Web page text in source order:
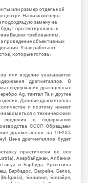
или размер отдельной
центре. Наши инженеры
подходящую замену на
протестированы в
Вашим требованиям.
проведение объективных
У нас работают
которые готовы
или изделие указывается
драгметаллов. В
содержания драгоценных
Ag, тантал Ta и другие
Данные драгметаллы
и поэтому имеют
с техническими
сведения о содержании
СССР. Обращаем
драгметаллов на 10-25%
Цена драгметаллов будет
практически во все
Азербайджан, Албания
и Барбуда, Аргентина
Барбадос, Бахрейн, Белиз,
Боливия, Бонайре,